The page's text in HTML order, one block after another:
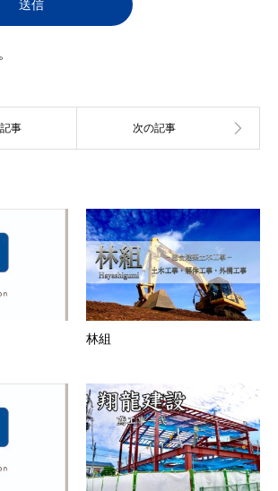
自然人・法人・団体・組織等が
申告事項に、虚偽の記載、誤
が判断する場合
行う団体もしくはこれらと関連
会員とすることを不適当と判断
変更
（住所・電話番号等）に変更が
かに当社所定の方法により、変
知しするものとします。
ったことで会員が不利益を被っ
は一切その責任を負いません。
て、事務局はいずれに対しても
せん。
抹消
途中解約する場合は、所定の方
ちに届け出ることとします。
資格は一法人又は一個人専属の
林組